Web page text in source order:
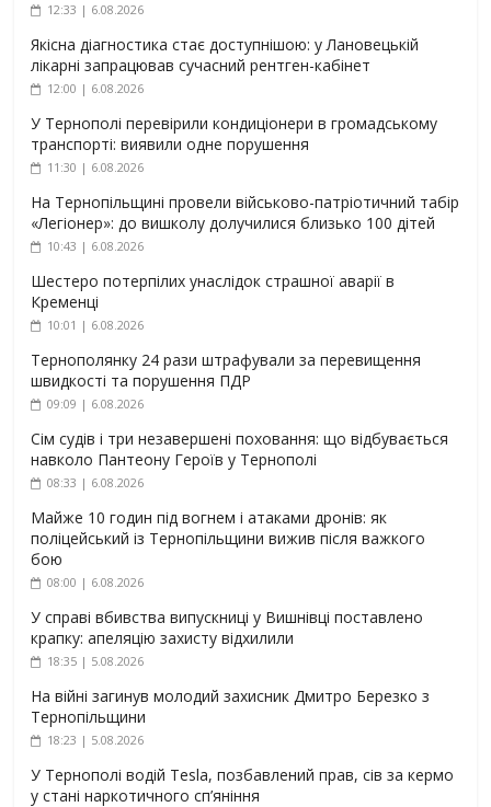
12:33 | 6.08.2026
Якісна діагностика стає доступнішою: у Лановецькій
лікарні запрацював сучасний рентген-кабінет
12:00 | 6.08.2026
У Тернополі перевірили кондиціонери в громадському
транспорті: виявили одне порушення
11:30 | 6.08.2026
На Тернопільщині провели військово-патріотичний табір
«Легіонер»: до вишколу долучилися близько 100 дітей
10:43 | 6.08.2026
Шестеро потерпілих унаслідок страшної аварії в
Кременці
10:01 | 6.08.2026
Тернополянку 24 рази штрафували за перевищення
швидкості та порушення ПДР
09:09 | 6.08.2026
Сім судів і три незавершені поховання: що відбувається
навколо Пантеону Героїв у Тернополі
08:33 | 6.08.2026
Майже 10 годин під вогнем і атаками дронів: як
поліцейський із Тернопільщини вижив після важкого
бою
08:00 | 6.08.2026
У справі вбивства випускниці у Вишнівці поставлено
крапку: апеляцію захисту відхилили
18:35 | 5.08.2026
На війні загинув молодий захисник Дмитро Березко з
Тернопільщини
18:23 | 5.08.2026
У Тернополі водій Tesla, позбавлений прав, сів за кермо
у стані наркотичного сп’яніння